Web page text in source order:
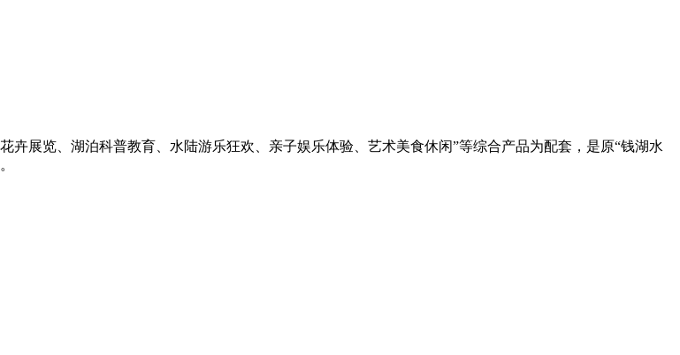
展览、湖泊科普教育、水陆游乐狂欢、亲子娱乐体验、艺术美食休闲”等综合产品为配套，是原“钱湖水